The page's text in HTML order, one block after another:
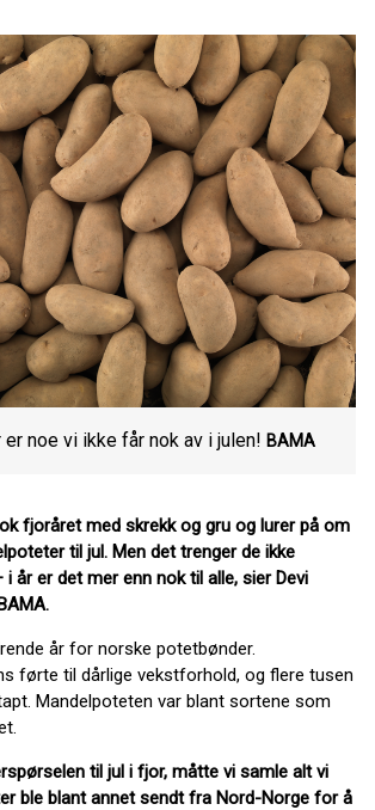
noe vi ikke får nok av i julen! BAMA
fjoråret med skrekk og gru og lurer på om
til jul. Men det trenger de ikke
år er det mer enn nok til alle, sier Devi
år for norske potetbønder.
førte til dårlige vekstforhold, og flere tusen
Mandelpoteten var blant sortene som
til jul i fjor, måtte vi samle alt vi
ble blant annet sendt fra Nord-Norge for å